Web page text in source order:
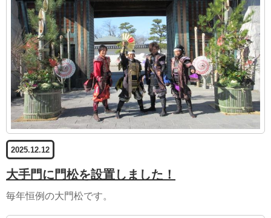
2025.12.12
大手門に門松を設置しました！
毎年恒例の大門松です。